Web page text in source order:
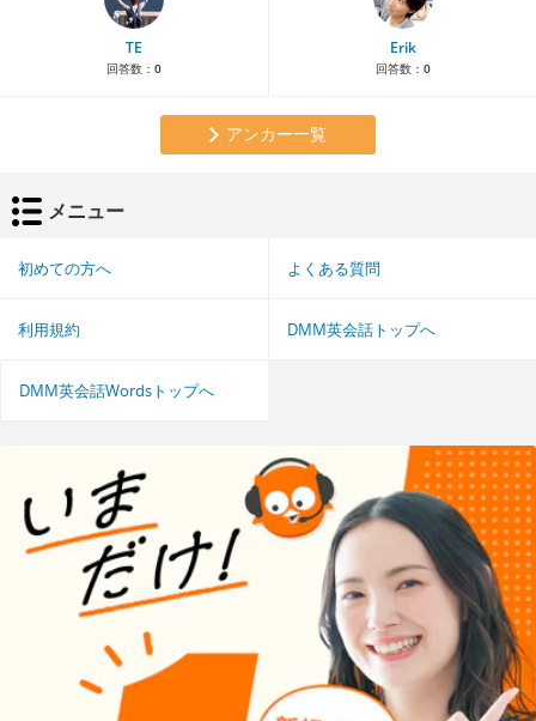
TE
回答数： 0
Erik
回答数： 0
アンカー一覧
メニュー
初めての方へ よくある質問
利用規約 DMM英会話トップへ
DMM英会話Wordsトップへ